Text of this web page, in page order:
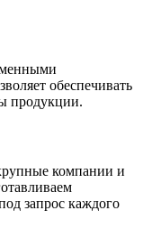
обеспечивать
продукции.
компании и
запрос каждого